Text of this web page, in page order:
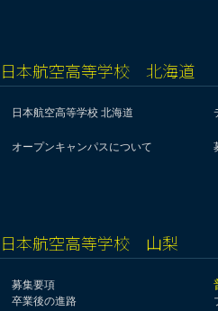
日本航空高等学校 北海道
日本航空高等学校 北海道
オープンキャンパスについて
日本航空高等学校 山梨
募集要項
卒業後の進路